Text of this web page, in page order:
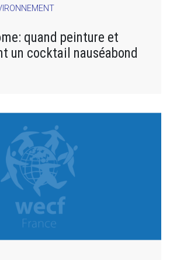
quand peinture et
un cocktail nauséabond